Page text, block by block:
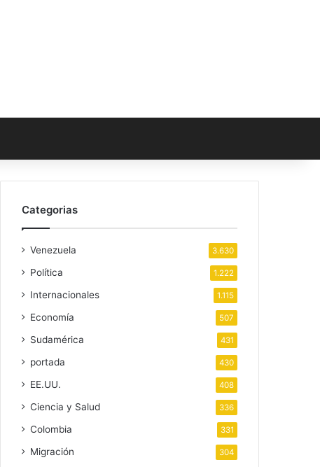
Categorias
Venezuela 3.630
Política 1.222
Internacionales 1.115
Economía 507
Sudamérica 431
portada 430
EE.UU. 408
Ciencia y Salud 336
Colombia 331
Migración 304